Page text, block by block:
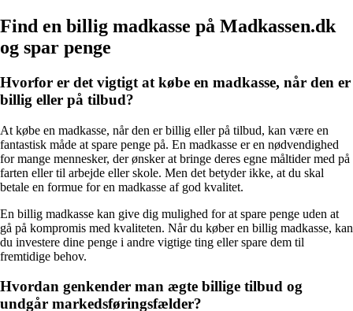
Find en billig madkasse på Madkassen.dk
og spar penge
Hvorfor er det vigtigt at købe en madkasse, når den er
billig eller på tilbud?
At købe en madkasse, når den er billig eller på tilbud, kan være en
fantastisk måde at spare penge på. En madkasse er en nødvendighed
for mange mennesker, der ønsker at bringe deres egne måltider med på
farten eller til arbejde eller skole. Men det betyder ikke, at du skal
betale en formue for en madkasse af god kvalitet.
En billig madkasse kan give dig mulighed for at spare penge uden at
gå på kompromis med kvaliteten. Når du køber en billig madkasse, kan
du investere dine penge i andre vigtige ting eller spare dem til
fremtidige behov.
Hvordan genkender man ægte billige tilbud og
undgår markedsføringsfælder?